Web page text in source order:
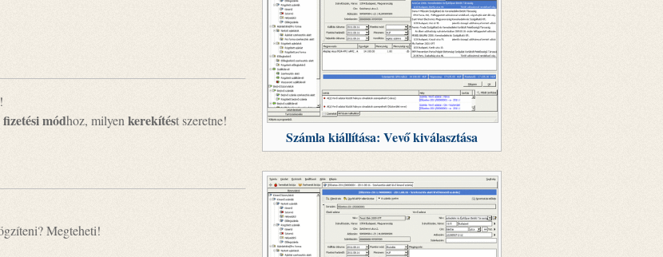
!
fizetési módhoz, milyenkerekítést szeretne!
Megteheti!
Számla kiállítása: Vevő kiválasztása